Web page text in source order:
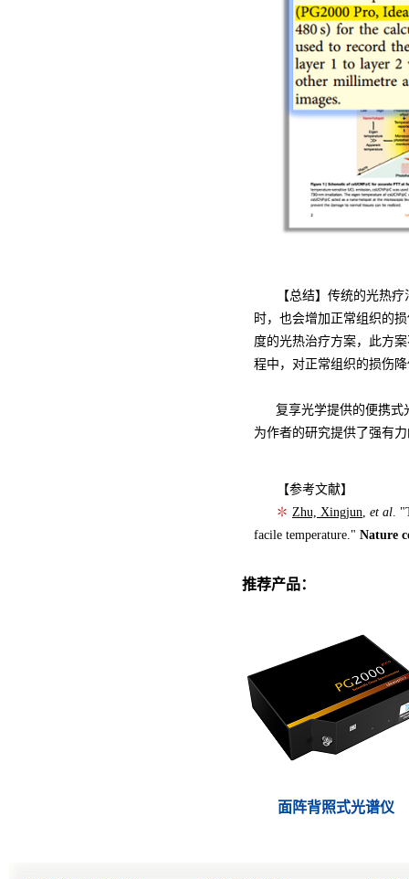
【总结】传统的光热
时，也会增加正常组织的
度的光热治疗方案，此方
程中，对正常组织的损伤
复享光学提供的便携式
为作者的研究提供了强有
【参考文献】
✽ Zhu, Xingjun, et al.
facile temperature." Nature
推荐产品：
面阵背照式光谱仪